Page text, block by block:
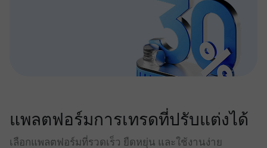
แพลตฟอร์มการเทรดที่ปรับแต่งได้
เลือกแพลตฟอร์มที่รวดเร็ว ยืดหยุ่น และใช้งานง่าย